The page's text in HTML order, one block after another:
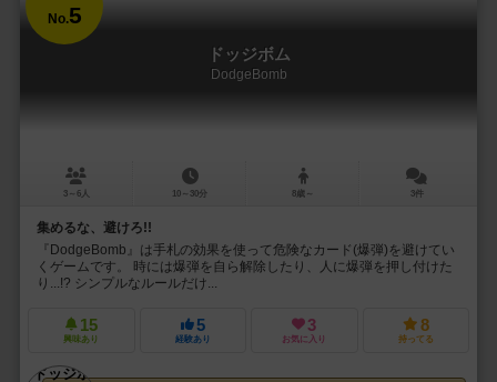
No.5
ドッジボム
DodgeBomb
3～6人 10～30分 8歳～ 3件
集めるな、避けろ!!
『DodgeBomb』は手札の効果を使って危険なカード(爆弾)を避けてい
くゲームです。 時には爆弾を自ら解除したり、人に爆弾を押し付けた
り...!? シンプルなルールだけ...
15
興味あり
5
経験あり
3
お気に入り
8
持ってる